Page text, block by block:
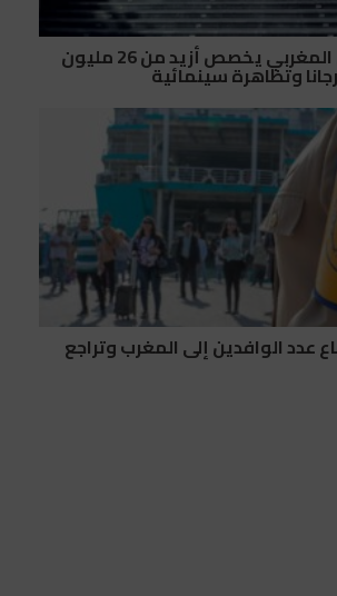
المركز السينمائي المغربي يخصص أزيد من 26 مليون
ارتفاع عدد الوافدين إلى المغرب وتراجع